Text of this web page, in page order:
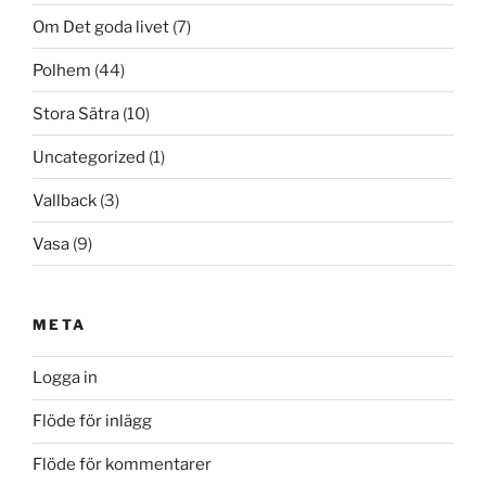
Om Det goda livet (7)
Polhem (44)
Stora Sätra (10)
Uncategorized (1)
Vallback (3)
Vasa (9)
META
Logga in
Flöde för inlägg
Flöde för kommentarer